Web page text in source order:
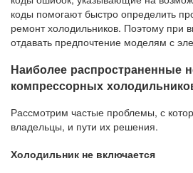
коды помогают быстро определить
ремонт холодильников. Поэтому при
отдавать предпочтение моделям с
Наиболее распространенные
компрессорных
Рассмотрим частые проблемы, с
владельцы, и пути их решения.
Холодильник не включается